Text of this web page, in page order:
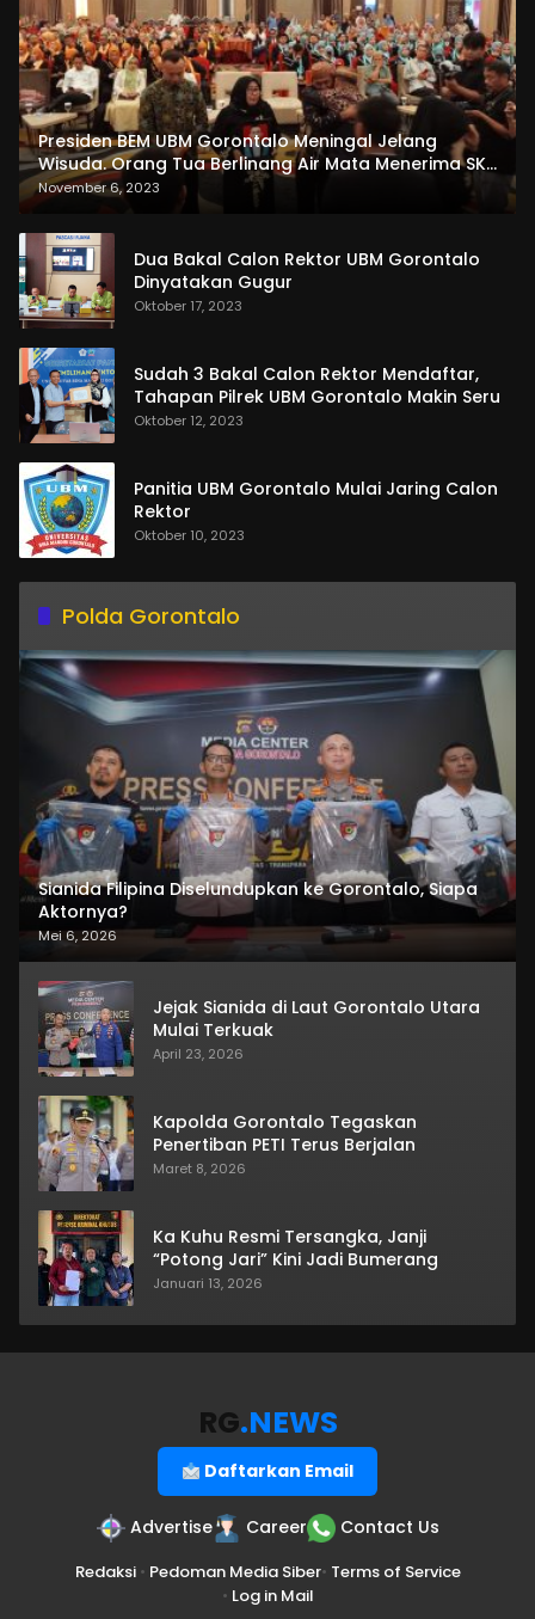
Presiden BEM UBM Gorontalo Meningal Jelang
Wisuda. Orang Tua Berlinang Air Mata Menerima SKL
dan Pemasangan Salempang
November 6, 2023
Dua Bakal Calon Rektor UBM Gorontalo
Dinyatakan Gugur
Oktober 17, 2023
Sudah 3 Bakal Calon Rektor Mendaftar,
Tahapan Pilrek UBM Gorontalo Makin Seru
Oktober 12, 2023
Panitia UBM Gorontalo Mulai Jaring Calon
Rektor
Oktober 10, 2023
Polda Gorontalo
Sianida Filipina Diselundupkan ke Gorontalo, Siapa
Aktornya?
Mei 6, 2026
Jejak Sianida di Laut Gorontalo Utara
Mulai Terkuak
April 23, 2026
Kapolda Gorontalo Tegaskan
Penertiban PETI Terus Berjalan
Maret 8, 2026
Ka Kuhu Resmi Tersangka, Janji
“Potong Jari” Kini Jadi Bumerang
Januari 13, 2026
RG.NEWS
Daftarkan Email
Advertise Career Contact Us
Redaksi• Pedoman Media Siber• Terms of Service
• Log in Mail